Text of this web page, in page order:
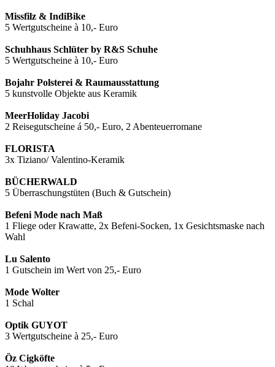
Missfilz & IndiBike
5 Wertgutscheine à 10,- Euro
Schuhhaus Schlüter by R&S Schuhe
5 Wertgutscheine à 10,- Euro
Bojahr Polsterei & Raumausstattung
5 kunstvolle Objekte aus Keramik
MeerHoliday Jacobi
2 Reisegutscheine á 50,- Euro, 2 Abenteuerromane
FLORISTA
3x Tiziano/ Valentino-Keramik
BÜCHERWALD
5 Überraschungstüten (Buch & Gutschein)
Befeni Mode nach Maß
1 Fliege oder Krawatte, 2x Befeni-Socken, 1x Gesichtsmaske nach
Wahl
Lu Salento
1 Gutschein im Wert von 25,- Euro
Mode Wolter
1 Schal
Optik GUYOT
3 Wertgutscheine à 25,- Euro
Öz Cigköfte